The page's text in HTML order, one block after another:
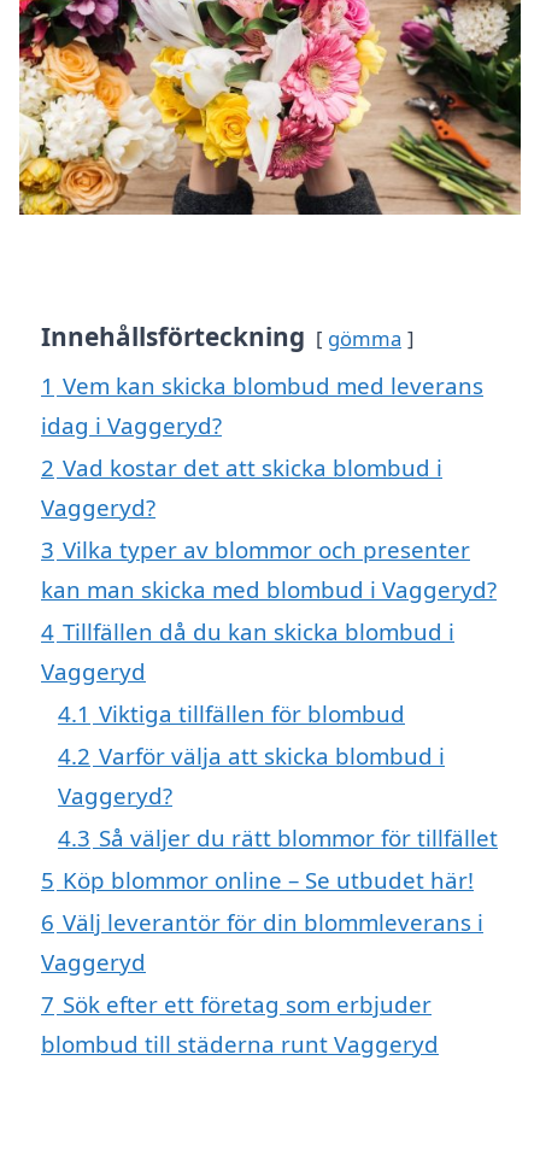
Innehållsförteckning gömma
1 Vem kan skicka blombud med leverans
idag i Vaggeryd?
2 Vad kostar det att skicka blombud i
Vaggeryd?
3 Vilka typer av blommor och presenter
kan man skicka med blombud i Vaggeryd?
4 Tillfällen då du kan skicka blombud i
Vaggeryd
4.1 Viktiga tillfällen för blombud
4.2 Varför välja att skicka blombud i
Vaggeryd?
4.3 Så väljer du rätt blommor för tillfället
5 Köp blommor online – Se utbudet här!
6 Välj leverantör för din blommleverans i
Vaggeryd
7 Sök efter ett företag som erbjuder
blombud till städerna runt Vaggeryd